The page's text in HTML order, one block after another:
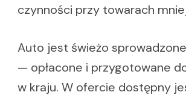
czynności przy towarach
Auto jest świeżo
— opłacone i przygotowane
w kraju. W ofercie dostępny